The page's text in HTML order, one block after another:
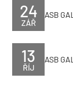
ZÁŘ
24 ASB
ŘÍJ
13 ASB